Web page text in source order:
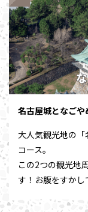
名古屋城となご
大人気観光地の
コース。
この2つの観光地
す！お腹をすかし